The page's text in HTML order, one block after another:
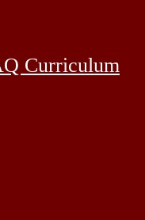
Curriculum